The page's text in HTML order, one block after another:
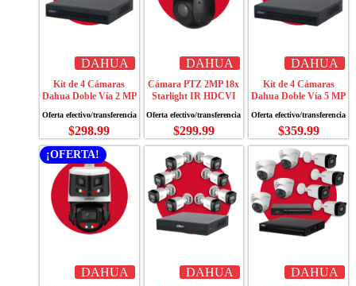
DAHUA
Kit de 4 Cámaras
Dahua Doble Vía 2 MP
$298.99
DAHUA
Cámara PTZ 2MP 18x
Starlight IR HDCVI
$299.99
DAHUA
Kit de 4 Cámaras
Dahua Doble Vía 5 MP
$359.99
¡OFERTA!
DAHUA DAHUA DAHUA